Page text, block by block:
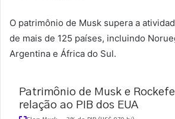
O patrimônio de Musk supera a
de mais de 125 países, incluindo
Argentina e África do Sul.